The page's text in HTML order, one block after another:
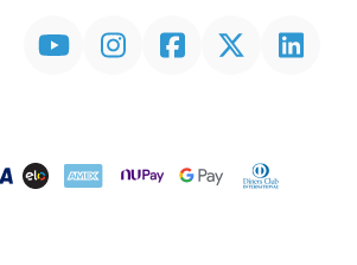
InstagramFacebookTwitter Linkedin
ELO AMEX NuPay Google PayDiners Club